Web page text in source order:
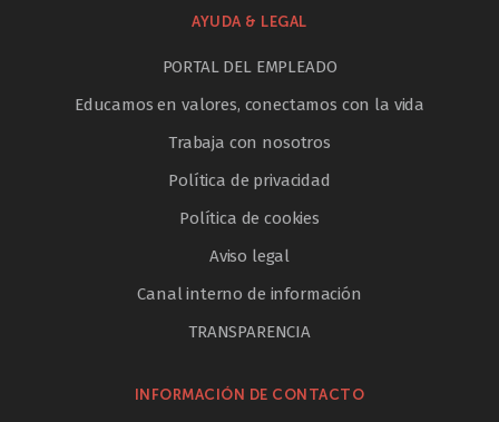
AYUDA & LEGAL
PORTAL DEL EMPLEADO
Educamos en valores, conectamos con la vida
Trabaja con nosotros
Política de privacidad
Política de cookies
Aviso legal
Canal interno de información
TRANSPARENCIA
INFORMACIÓN DE CONTACTO